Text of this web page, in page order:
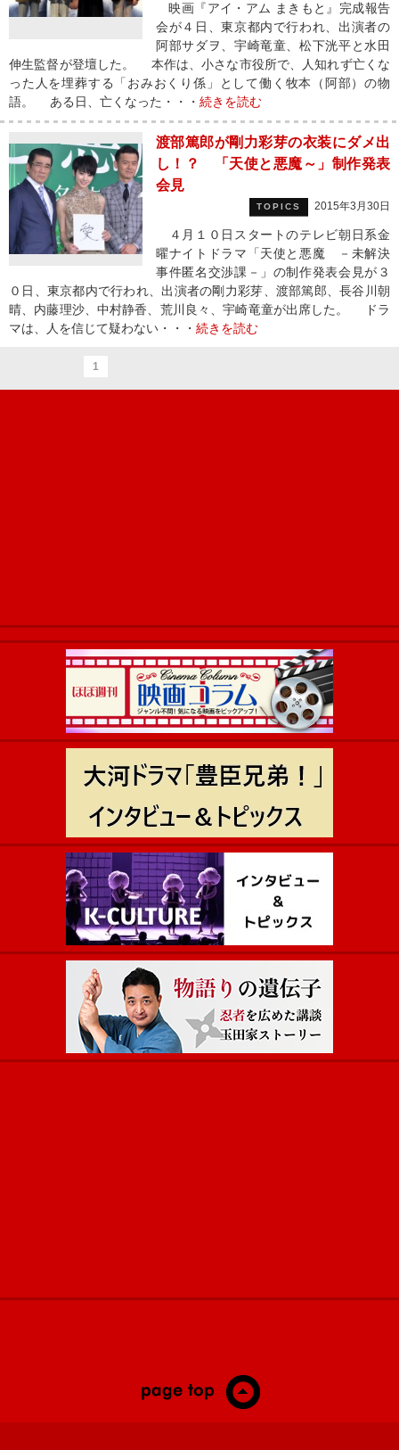
映画『アイ・アム まきもと』完成報告
会が４日、東京都内で行われ、出演者の
阿部サダヲ、宇崎竜童、松下洸平と水田
伸生監督が登壇した。 本作は、小さな市役所で、人知れず亡くな
った人を埋葬する「おみおくり係」として働く牧本（阿部）の物
語。 ある日、亡くなった・・・ 続きを読む
渡部篤郎が剛力彩芽の衣装にダメ出
し！？ 「天使と悪魔～」制作発表
会見
TOPICS 2015年3月30日
４月１０日スタートのテレビ朝日系金
曜ナイトドラマ「天使と悪魔 －未解決
事件匿名交渉課－」の制作発表会見が３
０日、東京都内で行われ、出演者の剛力彩芽、渡部篤郎、長谷川朝
晴、内藤理沙、中村静香、荒川良々、宇崎竜童が出席した。 ドラ
マは、人を信じて疑わない・・・ 続きを読む
1